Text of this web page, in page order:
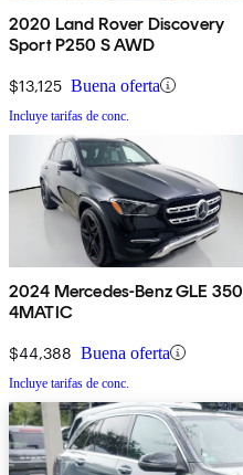
2020 Land Rover Discovery
Sport P250 S AWD
$13,125 Buena oferta
Incluye tarifas de conc.
2024 Mercedes-Benz GLE 350
4MATIC
$44,388 Buena oferta
Incluye tarifas de conc.